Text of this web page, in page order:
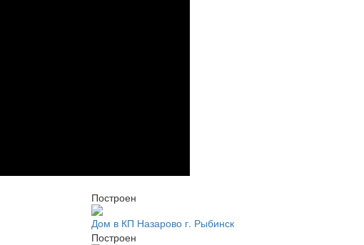
Построен
Дом в КП Назарово г. Рыбинск
Построен